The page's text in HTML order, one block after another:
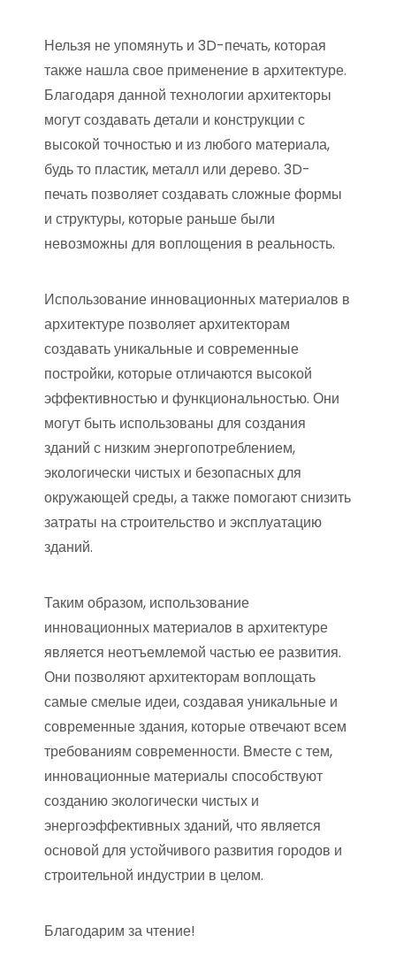
Нельзя не упомянуть и 3D-печать, которая
также нашла свое применение в архитектуре.
Благодаря данной технологии архитекторы
могут создавать детали и конструкции с
высокой точностью и из любого материала,
будь то пластик, металл или дерево. 3D-
печать позволяет создавать сложные формы
и структуры, которые раньше были
невозможны для воплощения в реальность.
Использование инновационных материалов в
архитектуре позволяет архитекторам
создавать уникальные и современные
постройки, которые отличаются высокой
эффективностью и функциональностью. Они
могут быть использованы для создания
зданий с низким энергопотреблением,
экологически чистых и безопасных для
окружающей среды, а также помогают снизить
затраты на строительство и эксплуатацию
зданий.
Таким образом, использование
инновационных материалов в архитектуре
является неотъемлемой частью ее развития.
Они позволяют архитекторам воплощать
самые смелые идеи, создавая уникальные и
современные здания, которые отвечают всем
требованиям современности. Вместе с тем,
инновационные материалы способствуют
созданию экологически чистых и
энергоэффективных зданий, что является
основой для устойчивого развития городов и
строительной индустрии в целом.
Благодарим за чтение!